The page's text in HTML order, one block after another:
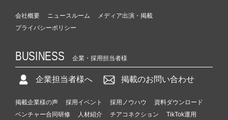
会社概要 ニュースルーム
メディア出演・掲載
プライバシーポリシー
BUSINESS 企業・採用担当者様
企業担当者様へ 掲載のお問い合わせ
掲載企業様の声 採用イベント 採用ノウハウ
資料ダウンロード
ベンチャー合同研修
人材紹介 チアコネクション
TikTok運用